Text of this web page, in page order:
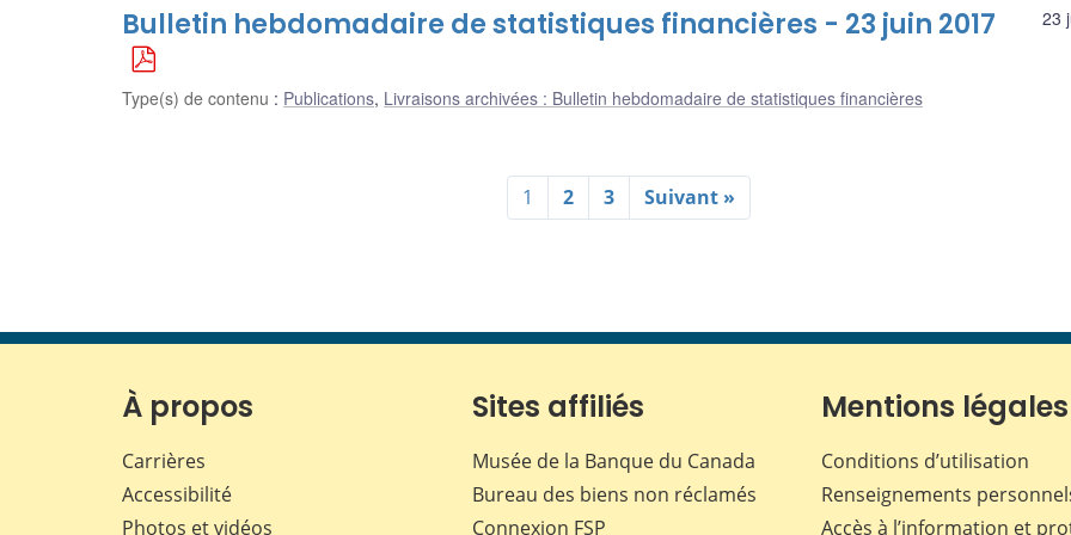
23
Bulletin hebdomadaire de statistiques financières - 23 juin 2017
Type(s) de contenu : Publications, Livraisons archivées : Bulletin hebdomadaire de statistiques financières
1 2 3 Suivant »
À propos
Carrières
Accessibilité
Photos et vidéos
Sites affiliés
Musée de la Banque du Canada
Bureau des biens non réclamés
Connexion FSP
Mentions légales
Conditions d’utilisation
Renseignements
Accès à l’information et